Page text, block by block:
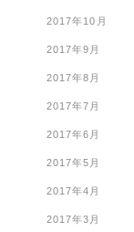
2017年10月
2017年9月
2017年8月
2017年7月
2017年6月
2017年5月
2017年4月
2017年3月